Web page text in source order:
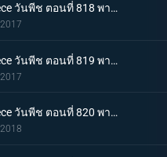
One piece วันพีช ตอนที่ 818 พากย์ไทย จิตวิญญาณที่มุ่งมั่น บรู๊ค VS บิ๊กมัม
One piece วันพีช ตอนที่ 819 พากย์ไทย ความปรารถนาของโซรา ซันจิ ผลงานที่ล้มเหลวของเจอร์ม่า
One piece วันพีช ตอนที่ 820 พากย์ไทย ไปหาซันจิ ลูฟี่ เอาคืนอย่างถึงลูกถึงคน